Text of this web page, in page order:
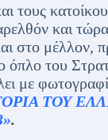
τους
και
στο μέλλον,
όπλο του
με
ΤΟΥ
.